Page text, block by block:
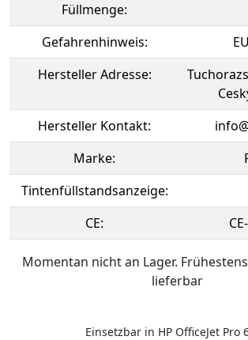
Füllmenge:
Gefahrenhinweis:
Hersteller Adresse:
Hersteller Kontakt:
Marke:
Tintenfüllstandsanzeige:
CE:
Momentan nicht an Lager.
lieferbar
Einsetzbar in HP OfficeJet Pro